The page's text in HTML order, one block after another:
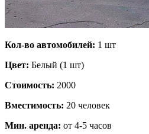
Кол-во автомобилей: 1 шт
Цвет: Белый (1 шт)
Стоимость: 2000
Вместимость: 20 человек
Мин. аренда: от 4-5 часов